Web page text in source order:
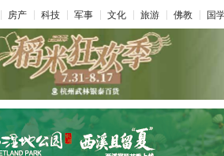
房产 科技 军事 文化 旅游 佛教 国